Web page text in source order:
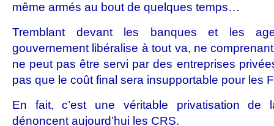
même armés au bout de quelques temps…
Tremblant devant les banques et les
gouvernement libéralise à tout va, ne
ne peut pas être servi par des entreprises
pas que le coût final sera insupportable pour les
En fait, c’est une véritable privatisation de
dénoncent aujourd’hui les CRS.